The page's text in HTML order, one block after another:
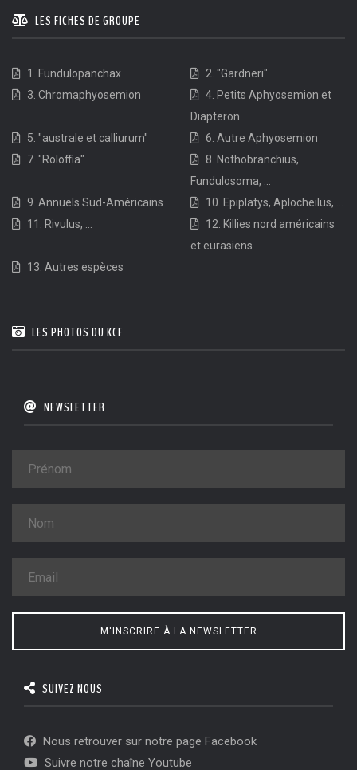
LES FICHES DE GROUPE
1. Fundulopanchax
2. "Gardneri"
3. Chromaphyosemion
4. Petits Aphyosemion et
Diapteron
5. "australe et calliurum"
6. Autre Aphyosemion
7. "Roloffia"
8. Nothobranchius,
Fundulosoma, ...
9. Annuels Sud-Américains
10. Epiplatys, Aplocheilus, ...
11. Rivulus, ...
12. Killies nord américains
et eurasiens
13. Autres espèces
LES PHOTOS DU KCF
NEWSLETTER
M'INSCRIRE À LA NEWSLETTER
SUIVEZ NOUS
Nous retrouver sur notre page Facebook
Suivre notre chaîne Youtube